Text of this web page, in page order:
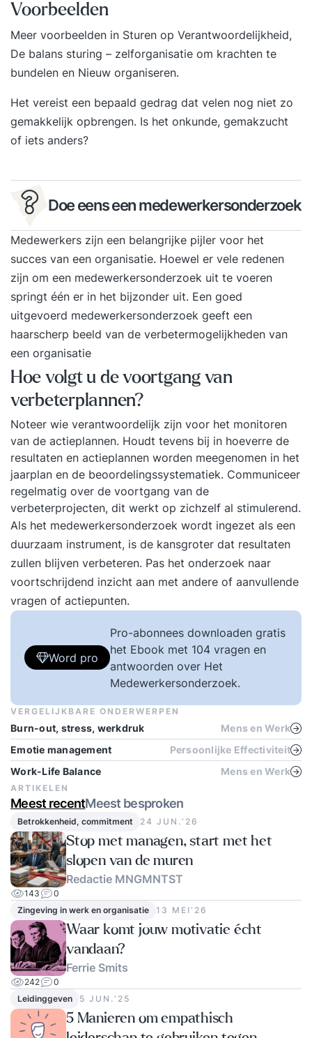
Voorbeelden
Meer voorbeelden in Sturen op Verantwoordelijkheid,
De balans sturing – zelforganisatie om krachten te
bundelen en Nieuw organiseren.
Het vereist een bepaald gedrag dat velen nog niet zo
gemakkelijk opbrengen. Is het onkunde, gemakzucht
of iets anders?
Doe eens een medewerkersonderzoek
Medewerkers zijn een belangrijke pijler voor het
succes van een organisatie. Hoewel er vele redenen
zijn om een medewerkersonderzoek uit te voeren
springt één er in het bijzonder uit. Een goed
uitgevoerd medewerkersonderzoek geeft een
haarscherp beeld van de verbetermogelijkheden van
een organisatie
Hoe volgt u de voortgang van
verbeterplannen?
Noteer wie verantwoordelijk zijn voor het monitoren
van de actieplannen. Houdt tevens bij in hoeverre de
resultaten en actieplannen worden meegenomen in het
jaarplan en de beoordelingssystematiek. Communiceer
regelmatig over de voortgang van de
verbeterprojecten, dit werkt op zichzelf al stimulerend.
Als het medewerkersonderzoek wordt ingezet als een
duurzaam instrument, is de kansgroter dat resultaten
zullen blijven verbeteren. Pas het onderzoek naar
voortschrijdend inzicht aan met andere of aanvullende
vragen of actiepunten.
Word pro
Pro-abonnees downloaden gratis
het Ebook met 104 vragen en
antwoorden over Het
Medewerkersonderzoek.
VERGELIJKBARE ONDERWERPEN
Burn-out, stress, werkdruk
Mens en Werk
Emotie management
Persoonlijke Effectiviteit
Work-Life Balance
Mens en Werk
ARTIKELEN
Meest recentMeest besproken
Betrokkenheid, commitment 24 JUN.‘26
Stop met managen, start met het
slopen van de muren
Redactie MNGMNTST
143
0
Zingeving in werk en organisatie
13 MEI‘26
Waar komt jouw motivatie écht
vandaan?
Ferrie Smits
242
0
Leidinggeven
5 JUN.‘25
5 Manieren om empathisch